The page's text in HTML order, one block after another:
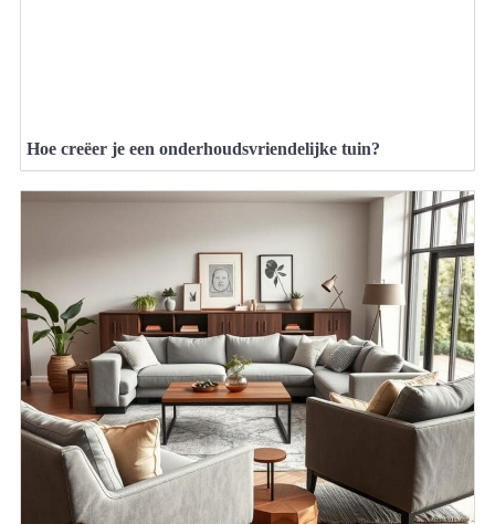
Hoe creëer je een onderhoudsvriendelijke tuin?